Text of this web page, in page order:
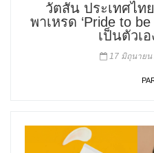
วัตสัน ประเทศไท
พาเหรด ‘Pride to
เป็นตัวเ
17 มิถุนายน